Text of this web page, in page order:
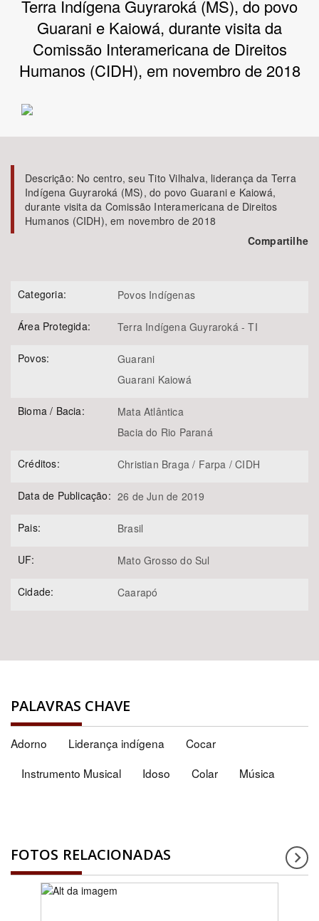
Bioma / Bacia
Tema
Subtema
Área Protegida
BUSCAR
Terra Indígena Guyraroká (MS), do povo
Guarani e Kaiowá, durante visita da
Comissão Interamericana de Direitos
Humanos (CIDH), em novembro de 2018
Descrição: No centro, seu Tito Vilhalva, liderança da Terra
Indígena Guyraroká (MS), do povo Guarani e Kaiowá,
durante visita da Comissão Interamericana de Direitos
Humanos (CIDH), em novembro de 2018
Compartilhe
Categoria: Povos Indígenas
Área Protegida: Terra Indígena Guyraroká - TI
Povos:
Guarani
Guarani Kaiowá
Bioma / Bacia:
Mata Atlântica
Bacia do Rio Paraná
Créditos: Christian Braga / Farpa / CIDH
Data de Publicação: 26 de Jun de 2019
Pais: Brasil
UF: Mato Grosso do Sul
Cidade: Caarapó
PALAVRAS CHAVE
Adorno Liderança indígena
Cocar
Instrumento Musical
Idoso Colar Música
FOTOS RELACIONADAS